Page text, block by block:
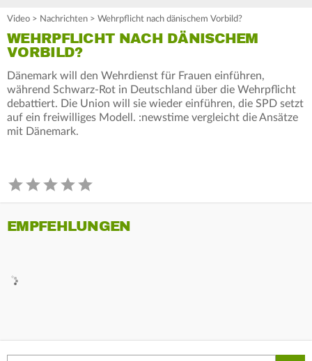
Video > Nachrichten > Wehrpflicht nach dänischem Vorbild?
WEHRPFLICHT NACH DÄNISCHEM
VORBILD?
Dänemark will den Wehrdienst für Frauen einführen,
während Schwarz-Rot in Deutschland über die Wehrpflicht
debattiert. Die Union will sie wieder einführen, die SPD setzt
auf ein freiwilliges Modell. :newstime vergleicht die Ansätze
mit Dänemark.
EMPFEHLUNGEN